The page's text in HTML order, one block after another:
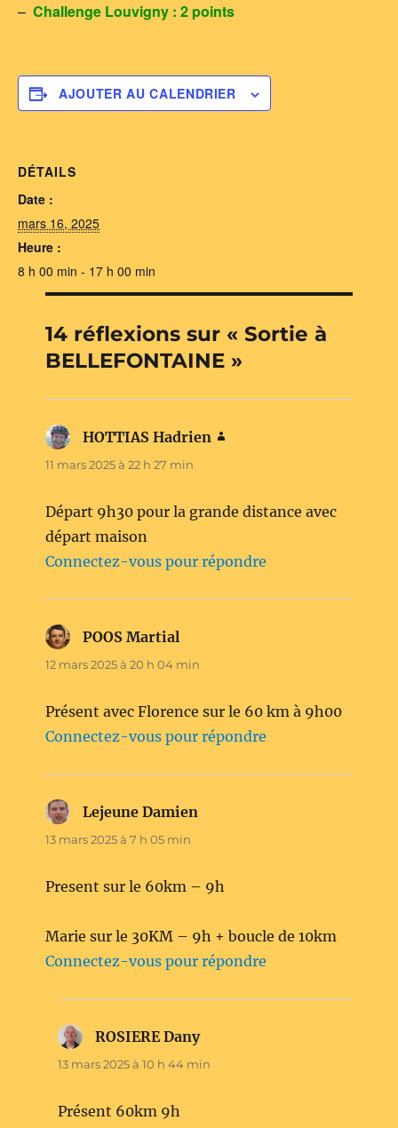
– Challenge Louvigny : 2 points
AJOUTER AU CALENDRIER
DÉTAILS
Date :
mars 16, 2025
Heure :
8 h 00 min - 17 h 00 min
14 réflexions sur « Sortie à
BELLEFONTAINE »
HOTTIAS Hadrien
11 mars 2025 à 22 h 27 min
Départ 9h30 pour la grande distance avec
départ maison
Connectez-vous pour répondre
POOS Martial
12 mars 2025 à 20 h 04 min
Présent avec Florence sur le 60 km à 9h00
Connectez-vous pour répondre
Lejeune Damien
13 mars 2025 à 7 h 05 min
Present sur le 60km – 9h
Marie sur le 30KM – 9h + boucle de 10km
Connectez-vous pour répondre
ROSIERE Danydit :
13 mars 2025 à 10 h 44 min
Présent 60km 9h